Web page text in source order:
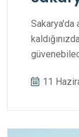
Sakarya'da
11